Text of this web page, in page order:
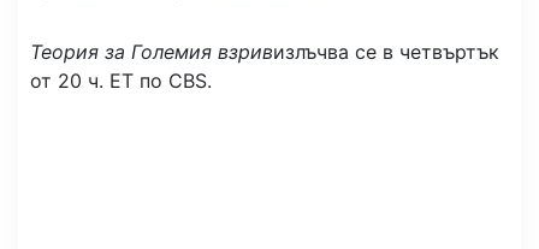
Теория за Големия взривизлъчва се в четвъртък
от 20 ч. ET по CBS.